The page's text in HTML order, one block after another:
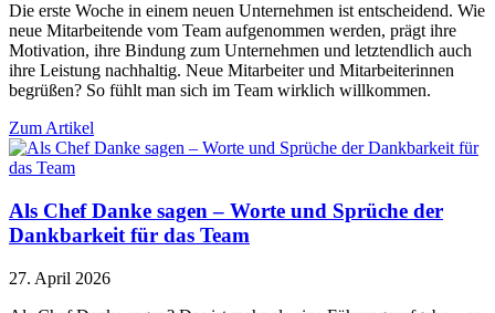
Die erste Woche in einem neuen Unternehmen ist entscheidend. Wie
neue Mitarbeitende vom Team aufgenommen werden, prägt ihre
Motivation, ihre Bindung zum Unternehmen und letztendlich auch
ihre Leistung nachhaltig. Neue Mitarbeiter und Mitarbeiterinnen
begrüßen? So fühlt man sich im Team wirklich willkommen.
Zum Artikel
Als Chef Danke sagen – Worte und Sprüche der
Dankbarkeit für das Team
27. April 2026